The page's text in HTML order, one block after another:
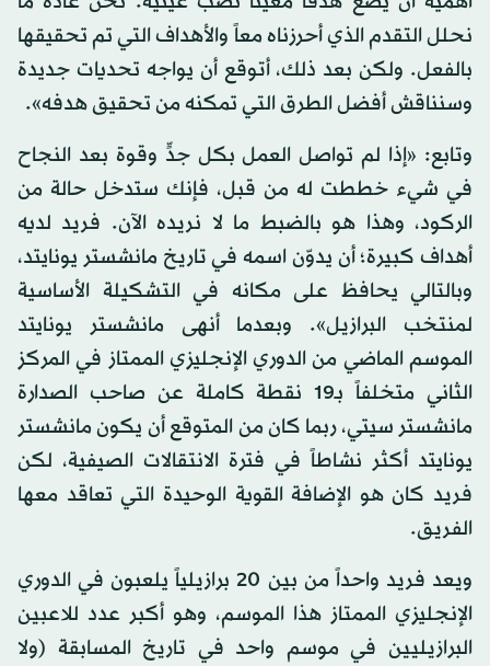
نحلل التقدم الذي أحرزناه معاً والأهداف التي تم تحقيقها
بالفعل. ولكن بعد ذلك، أتوقع أن يواجه تحديات جديدة
وسنناقش أفضل الطرق التي تمكنه من تحقيق هدفه».
وتابع: «إذا لم تواصل العمل بكل جدٍّ وقوة بعد النجاح
في شيء خططت له من قبل، فإنك ستدخل حالة من
الركود، وهذا هو بالضبط ما لا نريده الآن. فريد لديه
أهداف كبيرة؛ أن يدوّن اسمه في تاريخ مانشستر يونايتد،
وبالتالي يحافظ على مكانه في التشكيلة الأساسية
لمنتخب البرازيل». وبعدما أنهى مانشستر يونايتد
الموسم الماضي من الدوري الإنجليزي الممتاز في المركز
الثاني متخلفاً بـ19 نقطة كاملة عن صاحب الصدارة
مانشستر سيتي، ربما كان من المتوقع أن يكون مانشستر
يونايتد أكثر نشاطاً في فترة الانتقالات الصيفية، لكن
فريد كان هو الإضافة القوية الوحيدة التي تعاقد معها
الفريق.
ويعد فريد واحداً من بين 20 برازيلياً يلعبون في الدوري
الإنجليزي الممتاز هذا الموسم، وهو أكبر عدد للاعبين
البرازيليين في موسم واحد في تاريخ المسابقة (ولا